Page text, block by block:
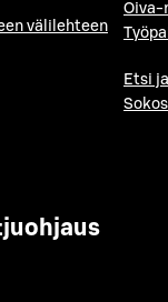
välilehteen
Etsi